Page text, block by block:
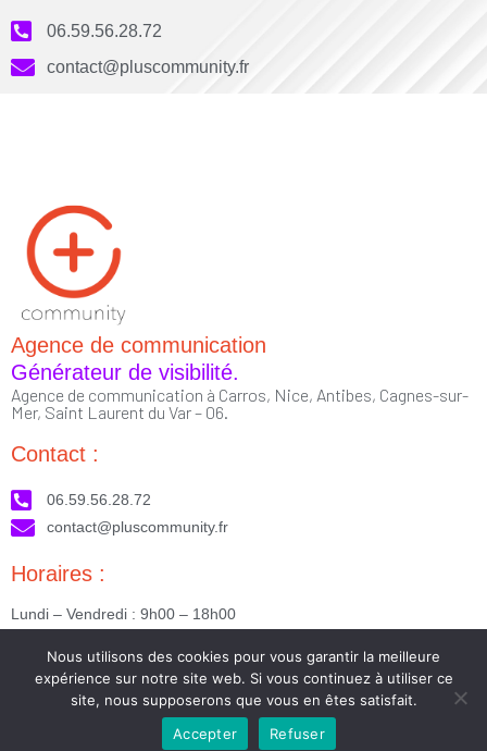
06.59.56.28.72
contact@pluscommunity.fr
Agence de communication
Générateur de visibilité.
Agence de communication à Carros, Nice, Antibes, Cagnes-sur-
Mer, Saint Laurent du Var – 06.
Contact :
06.59.56.28.72
contact@pluscommunity.fr
Horaires :
Lundi – Vendredi : 9h00 – 18h00
Nous suivre :
Nous utilisons des cookies pour vous garantir la meilleure
expérience sur notre site web. Si vous continuez à utiliser ce
site, nous supposerons que vous en êtes satisfait.
Accepter
Refuser